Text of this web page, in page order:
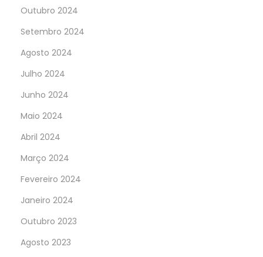
Outubro 2024
Setembro 2024
Agosto 2024
Julho 2024
Junho 2024
Maio 2024
Abril 2024
Março 2024
Fevereiro 2024
Janeiro 2024
Outubro 2023
Agosto 2023